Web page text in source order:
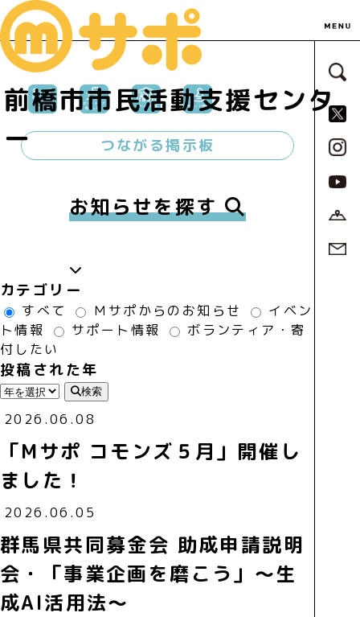
前橋市市民活動支援センタ
ー
サ
つながる掲示板
お知らせを探す
カテゴリー
すべて Ｍサポからのお知らせ
イベン
ト情報
サポート情報
ボランティア・寄
付したい
投稿された年
検索
2026.06.08
「Mサポ コモンズ５月」開催し
ました！
2026.06.05
群馬県共同募金会 助成申請説明
会・「事業企画を磨こう」～生
成AI活用法～